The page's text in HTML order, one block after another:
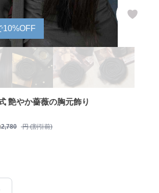
10%OFF
艶やか薔薇の胸元飾り
2,780 円 (割引前)